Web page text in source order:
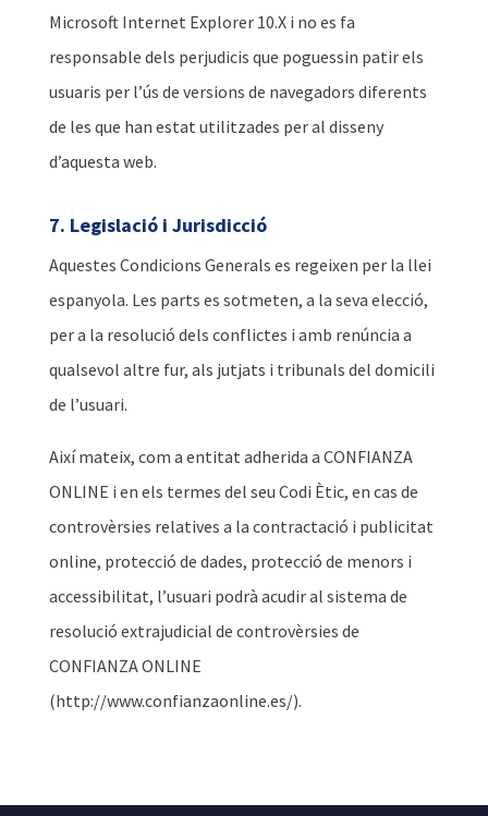
Microsoft Internet Explorer 10.X i no es fa
responsable dels perjudicis que poguessin patir els
usuaris per l’ús de versions de navegadors diferents
de les que han estat utilitzades per al disseny
d’aquesta web.
7. Legislació i Jurisdicció
Aquestes Condicions Generals es regeixen per la llei
espanyola. Les parts es sotmeten, a la seva elecció,
per a la resolució dels conflictes i amb renúncia a
qualsevol altre fur, als jutjats i tribunals del domicili
de l’usuari.
Així mateix, com a entitat adherida a CONFIANZA
ONLINE i en els termes del seu Codi Ètic, en cas de
controvèrsies relatives a la contractació i publicitat
online, protecció de dades, protecció de menors i
accessibilitat, l’usuari podrà acudir al sistema de
resolució extrajudicial de controvèrsies de
CONFIANZA ONLINE
(http://www.confianzaonline.es/).